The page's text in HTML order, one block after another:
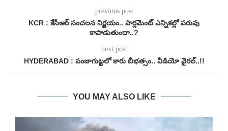
previous post
KCR : కేసీఆర్ సంచలన నిర్ణ‌యం.. పార్లమెంట్ ఎన్నికల్లో పరువు
కాపాడుతుందా..?
next post
HYDERABAD : పంజాగుట్టలో కారు బీభత్సం.. వీడియో వైరల్..!!
YOU MAY ALSO LIKE